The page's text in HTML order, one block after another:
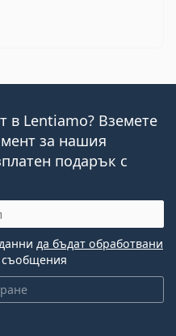
в Lentiamo? Вземете
за нашия
подарък с
да бъдат обработвани
съобщения